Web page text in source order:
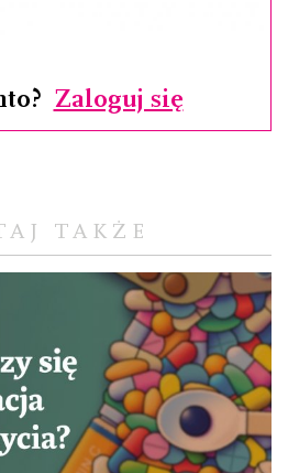
Zaloguj się
TAKŻE